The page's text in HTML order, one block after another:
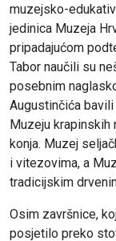
muzejsko-
jedinica Muzeja
pripadajućom
Tabor naučili su
posebnim
Augustinčića
Muzeju
konja. Muzej
i vitezovima, a
tradicijskim
Osim završnice,
posjetilo preko